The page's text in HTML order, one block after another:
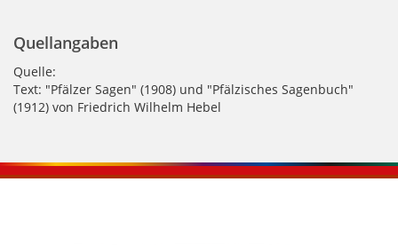
Quellangaben
Quelle:
Text: "Pfälzer Sagen" (1908) und "Pfälzisches Sagenbuch"
(1912) von Friedrich Wilhelm Hebel